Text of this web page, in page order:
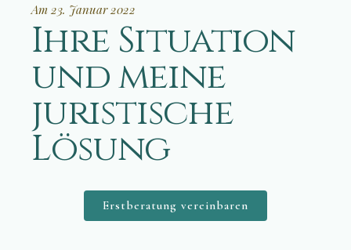
Am 23. Januar 2022
Ihre Situation
und meine
juristische
Lösung
Erstberatung vereinbaren